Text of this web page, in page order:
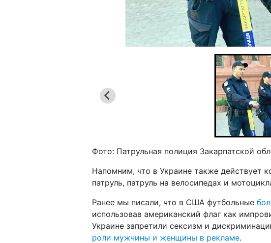
Фото: Патрульная полиция Закарпатской
Напомним, что в Украине также действует
патруль, патруль на велосипедах и
Ранее мы писали, что в США футбольные
использовав американский флаг как
Украине запретили сексизм и
роли мужчины и женщины в рекламе.